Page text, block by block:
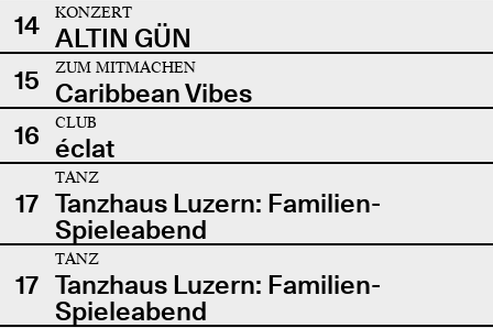
14
KONZERT
ALTIN GÜN
15
ZUM MITMACHEN
Caribbean Vibes
16
CLUB
éclat
17
TANZ
Tanzhaus Luzern: Familien-
Spieleabend
17
TANZ
Tanzhaus Luzern: Familien-
Spieleabend